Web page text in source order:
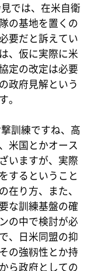
では、在米自衛
の基地を置くの
要だと訴えてい
、仮に実際に米
定の改定は必要
政府見解という
。
訓練ですね、高
米国とかオース
いますが、実際
するということ
在り方、また、
な訓練基盤の確
の中で検討が必
、日米同盟の抑
の強靱性とか持
ら政府としての